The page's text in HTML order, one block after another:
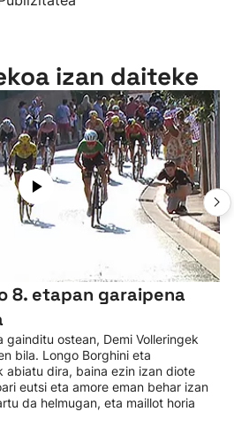
izan daiteke
8. etapan garaipena
gainditu ostean, Demi Volleringek
bila. Longo Borghini eta
abiatu dira, baina ezin izan diote
eutsi eta amore eman behar izan
da helmugan, eta maillot horia